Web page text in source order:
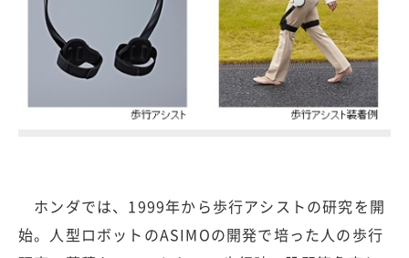
ホンダでは、1999年から歩行アシストの研究を開
始。人型ロボットのASIMOの開発で培った人の歩行